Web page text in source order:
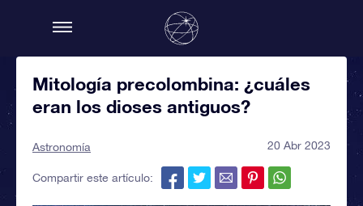
Mitología precolombina: ¿cuáles
eran los dioses antiguos?
Astronomía 20 Abr 2023
Compartir este artículo: